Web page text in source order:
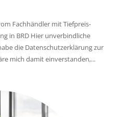
Fachhändler mit Tiefpreis-
in BRD Hier unverbindliche
die Datenschutzerklärung zur
mich damit einverstanden,...